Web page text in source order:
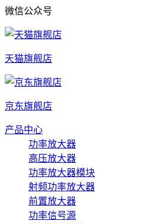
微信公众号
天猫旗舰店
京东旗舰店
产品中心
功率放大器
高压放大器
功率放大器模块
射频功率放大器
前置放大器
功率信号源